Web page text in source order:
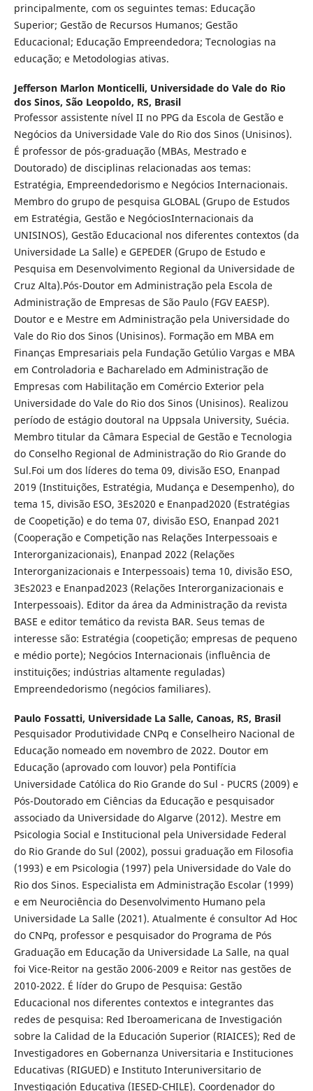
principalmente, com os seguintes temas: Educação
Superior; Gestão de Recursos Humanos; Gestão
Educacional; Educação Empreendedora; Tecnologias na
educação; e Metodologias ativas.
Jefferson Marlon Monticelli, Universidade do Vale do Rio
dos Sinos, São Leopoldo, RS, Brasil
Professor assistente nível II no PPG da Escola de Gestão e
Negócios da Universidade Vale do Rio dos Sinos (Unisinos).
É professor de pós-graduação (MBAs, Mestrado e
Doutorado) de disciplinas relacionadas aos temas:
Estratégia, Empreendedorismo e Negócios Internacionais.
Membro do grupo de pesquisa GLOBAL (Grupo de Estudos
em Estratégia, Gestão e NegóciosInternacionais da
UNISINOS), Gestão Educacional nos diferentes contextos (da
Universidade La Salle) e GEPEDER (Grupo de Estudo e
Pesquisa em Desenvolvimento Regional da Universidade de
Cruz Alta).Pós-Doutor em Administração pela Escola de
Administração de Empresas de São Paulo (FGV EAESP).
Doutor e e Mestre em Administração pela Universidade do
Vale do Rio dos Sinos (Unisinos). Formação em MBA em
Finanças Empresariais pela Fundação Getúlio Vargas e MBA
em Controladoria e Bacharelado em Administração de
Empresas com Habilitação em Comércio Exterior pela
Universidade do Vale do Rio dos Sinos (Unisinos). Realizou
período de estágio doutoral na Uppsala University, Suécia.
Membro titular da Câmara Especial de Gestão e Tecnologia
do Conselho Regional de Administração do Rio Grande do
Sul.Foi um dos líderes do tema 09, divisão ESO, Enanpad
2019 (Instituições, Estratégia, Mudança e Desempenho), do
tema 15, divisão ESO, 3Es2020 e Enanpad2020 (Estratégias
de Coopetição) e do tema 07, divisão ESO, Enanpad 2021
(Cooperação e Competição nas Relações Interpessoais e
Interorganizacionais), Enanpad 2022 (Relações
Interorganizacionais e Interpessoais) tema 10, divisão ESO,
3Es2023 e Enanpad2023 (Relações Interorganizacionais e
Interpessoais). Editor da área da Administração da revista
BASE e editor temático da revista BAR. Seus temas de
interesse são: Estratégia (coopetição; empresas de pequeno
e médio porte); Negócios Internacionais (influência de
instituições; indústrias altamente reguladas)
Empreendedorismo (negócios familiares).
Paulo Fossatti, Universidade La Salle, Canoas, RS, Brasil
Pesquisador Produtividade CNPq e Conselheiro Nacional de
Educação nomeado em novembro de 2022. Doutor em
Educação (aprovado com louvor) pela Pontifícia
Universidade Católica do Rio Grande do Sul - PUCRS (2009) e
Pós-Doutorado em Ciências da Educação e pesquisador
associado da Universidade do Algarve (2012). Mestre em
Psicologia Social e Institucional pela Universidade Federal
do Rio Grande do Sul (2002), possui graduação em Filosofia
(1993) e em Psicologia (1997) pela Universidade do Vale do
Rio dos Sinos. Especialista em Administração Escolar (1999)
e em Neurociência do Desenvolvimento Humano pela
Universidade La Salle (2021). Atualmente é consultor Ad Hoc
do CNPq, professor e pesquisador do Programa de Pós
Graduação em Educação da Universidade La Salle, na qual
foi Vice-Reitor na gestão 2006-2009 e Reitor nas gestões de
2010-2022. É líder do Grupo de Pesquisa: Gestão
Educacional nos diferentes contextos e integrantes das
redes de pesquisa: Red Iberoamericana de Investigación
sobre la Calidad de la Educación Superior (RIAICES); Red de
Investigadores en Gobernanza Universitaria e Instituciones
Educativas (RIGUED) e Instituto Interuniversitario de
Investigación Educativa (IESED-CHILE). Coordenador do